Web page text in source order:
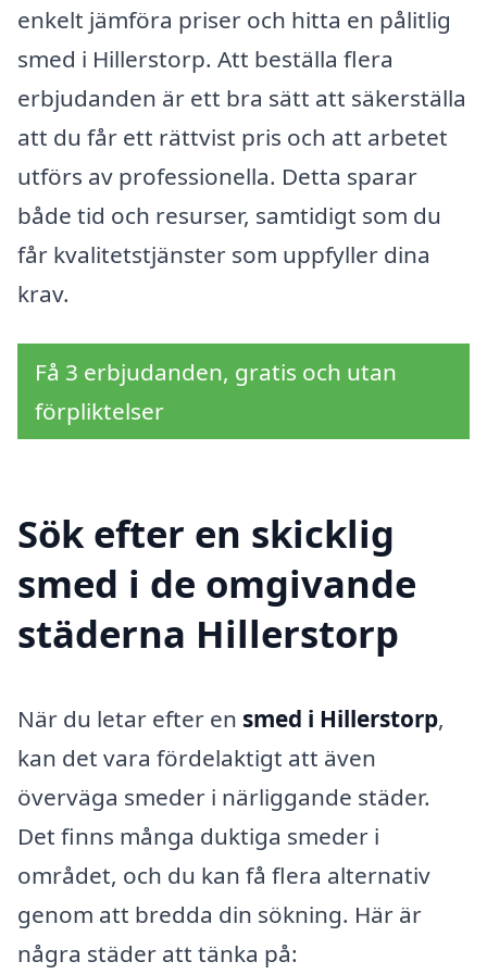
enkelt jämföra priser och hitta en pålitlig
smed i Hillerstorp. Att beställa flera
erbjudanden är ett bra sätt att säkerställa
att du får ett rättvist pris och att arbetet
utförs av professionella. Detta sparar
både tid och resurser, samtidigt som du
får kvalitetstjänster som uppfyller dina
krav.
Få 3 erbjudanden, gratis och utan
förpliktelser
Sök efter en skicklig
smed i de omgivande
städerna Hillerstorp
När du letar efter en smed i Hillerstorp,
kan det vara fördelaktigt att även
överväga smeder i närliggande städer.
Det finns många duktiga smeder i
området, och du kan få flera alternativ
genom att bredda din sökning. Här är
några städer att tänka på: